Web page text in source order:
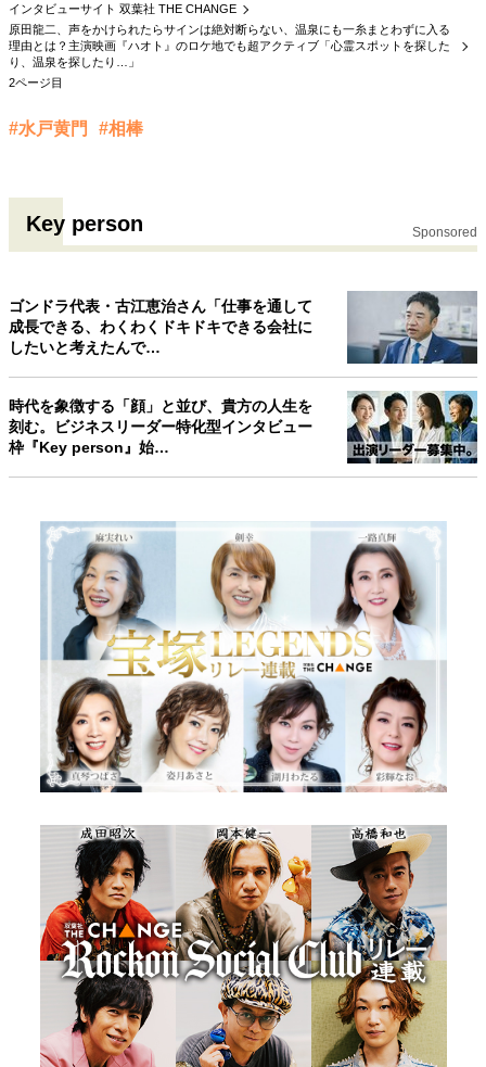
インタビューサイト 双葉社 THE CHANGE
原田龍二、声をかけられたらサインは絶対断らない、温泉にも一糸まとわずに入る
理由とは？主演映画『ハオト』のロケ地でも超アクティブ「心霊スポットを探した
り、温泉を探したり…」
2ページ目
#水戸黄門 #相棒
Key person Sponsored
ゴンドラ代表・古江恵治さん「仕事を通して
成長できる、わくわくドキドキできる会社に
したいと考えたんで…
時代を象徴する「顔」と並び、貴方の人生を
刻む。ビジネスリーダー特化型インタビュー
枠『Key person』始…